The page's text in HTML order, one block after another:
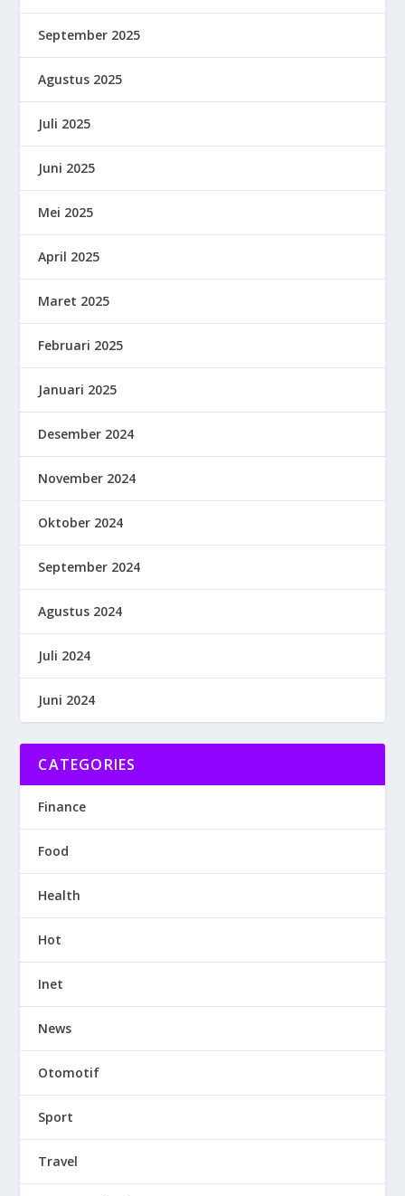
September 2025
Agustus 2025
Juli 2025
Juni 2025
Mei 2025
April 2025
Maret 2025
Februari 2025
Januari 2025
Desember 2024
November 2024
Oktober 2024
September 2024
Agustus 2024
Juli 2024
Juni 2024
CATEGORIES
Finance
Food
Health
Hot
Inet
News
Otomotif
Sport
Travel